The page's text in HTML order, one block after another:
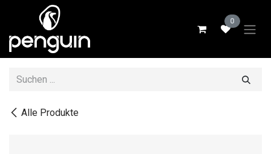
Zum Inhalt springen
0
Alle Produkte